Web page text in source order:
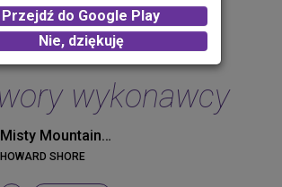
SHORE
zł -KUP
wykonawcy
Misty Mountains (Album Version)
HOWARD SHORE
Przejdź do Google Play
Nie, dziękuję